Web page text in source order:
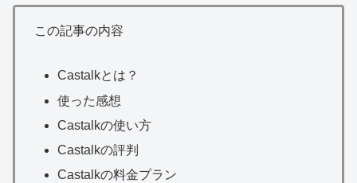
この記事の内容
Castalkとは？
使った感想
Castalkの使い方
Castalkの評判
Castalkの料金プラン